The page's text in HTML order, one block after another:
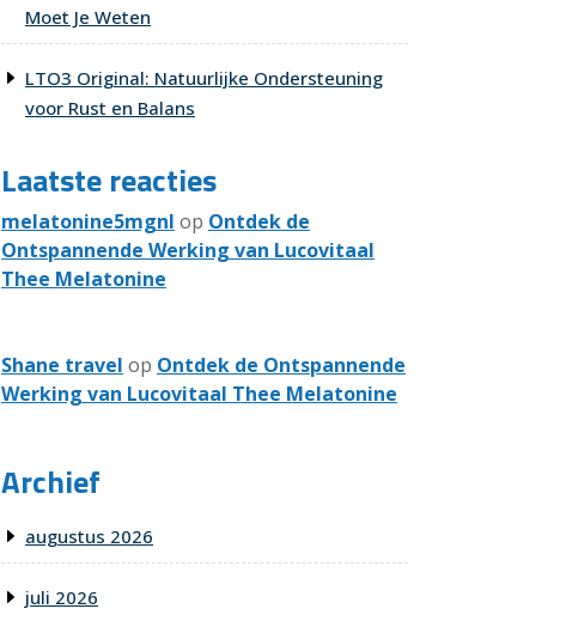
Moet Je Weten
LTO3 Original: Natuurlijke Ondersteuning
voor Rust en Balans
Laatste reacties
melatonine5mgnl op Ontdek de
Ontspannende Werking van Lucovitaal
Thee Melatonine
Shane travel op Ontdek de Ontspannende
Werking van Lucovitaal Thee Melatonine
Archief
augustus 2026
juli 2026